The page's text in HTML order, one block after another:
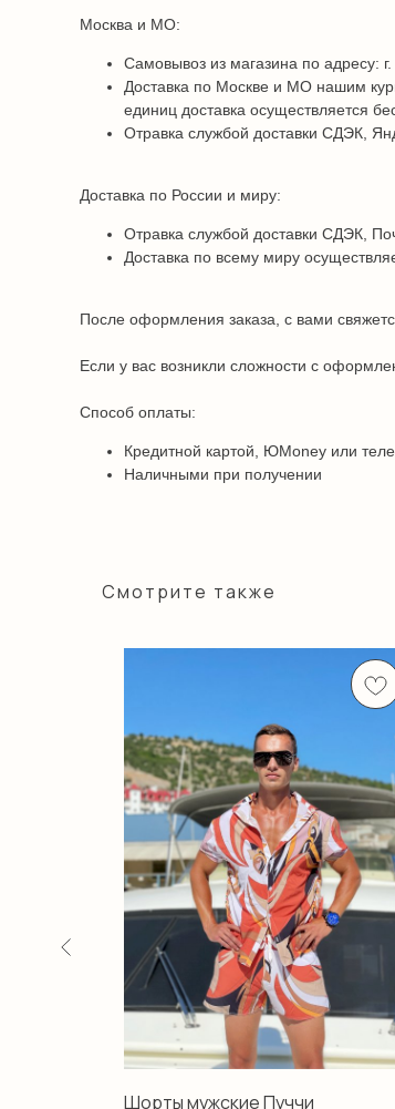
Москва и МО:
Самовывоз из магазина по адресу:
Доставка по Москве и МО нашим
единиц доставка осуществляется
Отравка службой доставки СДЭК,
Доставка по России и миру:
Отравка службой доставки СДЭК,
Доставка по всему миру
После оформления заказа, с вами
Если у вас возникли сложности с
Способ оплаты:
Кредитной картой, ЮMoney или
Наличными при получении
Смотрите также
Шорты мужские Пуччи